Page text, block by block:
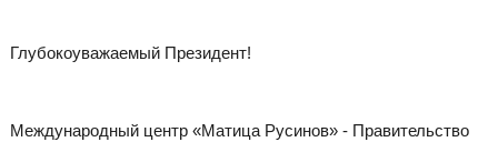
Глубокоуважаемый Президент!
Международный центр «Матица Русинов» - Правительство